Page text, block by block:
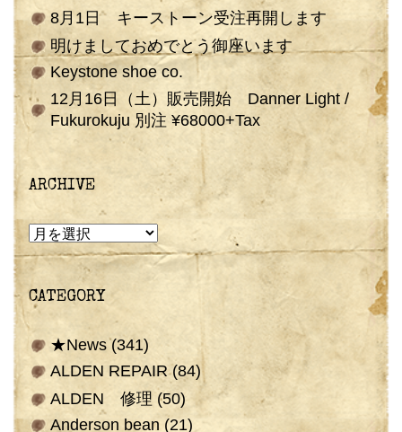
8月1日 キーストーン受注再開します
明けましておめでとう御座います
Keystone shoe co.
12月16日（土）販売開始 Danner Light /
Fukurokuju 別注 ¥68000+Tax
ARCHIVE
ARCHIVE
CATEGORY
★News(341)
ALDEN REPAIR(84)
ALDEN 修理 (50)
Anderson bean (21)